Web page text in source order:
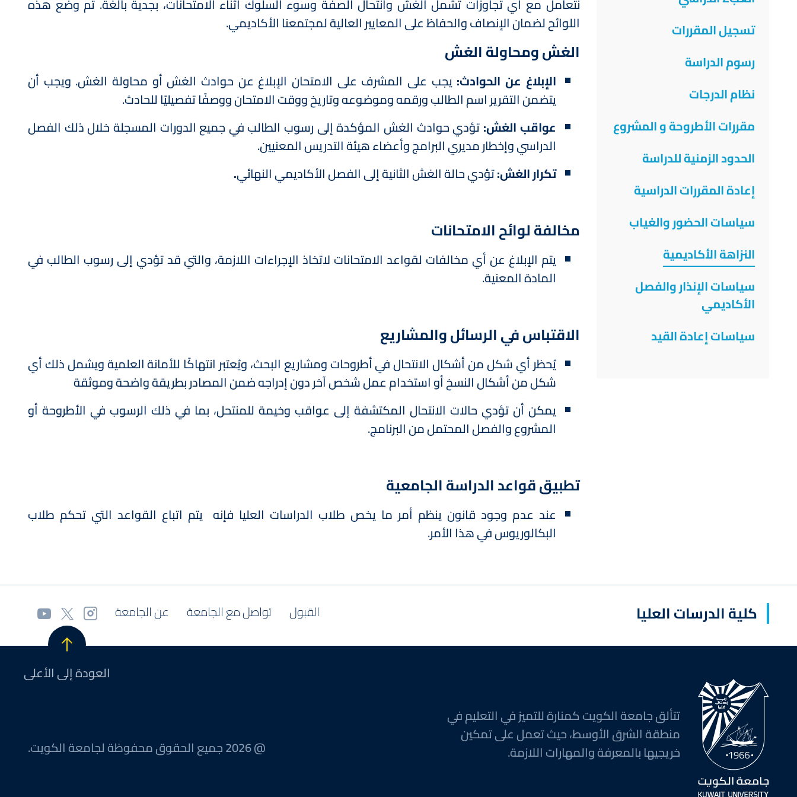
تسجيل المقررات
رسوم الدراسة
نظام الدرجات
مقررات الأطروحة و المشروع
الحدود الزمنية للدراسة
إعادة المقررات الدراسية
سياسات الحضور والغياب
النزاهة الأكاديمية
سياسات الإنذار والفصل
الأكاديمي
سياسات إعادة القيد
نتعامل مع أي تجاوزات تشمل الغش وانتحال الصفة وسوء السلوك أثناء الامتحانات، بجدية بالغة. تم وضع هذه
اللوائح لضمان الإنصاف والحفاظ على المعايير العالية لمجتمعنا الأكاديمي.
الغش ومحاولة الغش
الإبلاغ عن الحوادث:يجب على المشرف على الامتحان الإبلاغ عن حوادث الغش أو محاولة الغش. ويجب أن
يتضمن التقرير اسم الطالب ورقمه وموضوعه وتاريخ ووقت الامتحان ووصفًا تفصيليًا للحادث.
عواقب الغش:تؤدي حوادث الغش المؤكدة إلى رسوب الطالب في جميع الدورات المسجلة خلال ذلك الفصل
الدراسي وإخطار مديري البرامج وأعضاء هيئة التدريس المعنيين.
تكرار الغش:تؤدي حالة الغش الثانية إلى الفصل الأكاديمي النهائي.
مخالفة لوائح الامتحانات
يتم الإبلاغ عن أي مخالفات لقواعد الامتحانات لاتخاذ الإجراءات اللازمة، والتي قد تؤدي إلى رسوب الطالب في
المادة المعنية.
الاقتباس في الرسائل والمشاريع
يُحظر أي شكل من أشكال الانتحال في أطروحات ومشاريع البحث، ويُعتبر انتهاكًا للأمانة العلمية ويشمل ذلك أي
شكل من أشكال النسخ أو استخدام عمل شخص آخر دون إدراجه ضمن المصادر بطريقة واضحة وموثقة
يمكن أن تؤدي حالات الانتحال المكتشفة إلى عواقب وخيمة للمنتحل، بما في ذلك الرسوب في الأطروحة أو
المشروع والفصل المحتمل من البرنامج.
تطبيق قواعد الدراسة الجامعية
عند عدم وجود قانون ينظم أمر ما يخص طلاب الدراسات العليا فإنه يتم اتباع القواعد التي تحكم طلاب
البكالوريوس في هذا الأمر.
كلية الدرسات العليا القبول تواصل مع الجامعة عن الجامعة
العودة إلى الأعلى
تتألق جامعة الكويت كمنارة للتميز في التعليم في
منطقة الشرق الأوسط، حيث تعمل على تمكين
خريجيها بالمعرفة والمهارات اللازمة.
@ 2026 جميع الحقوق محفوظة لجامعة الكويت.